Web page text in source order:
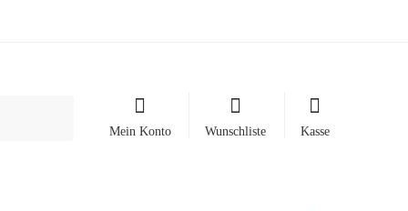
Mein Konto Wunschliste Kasse